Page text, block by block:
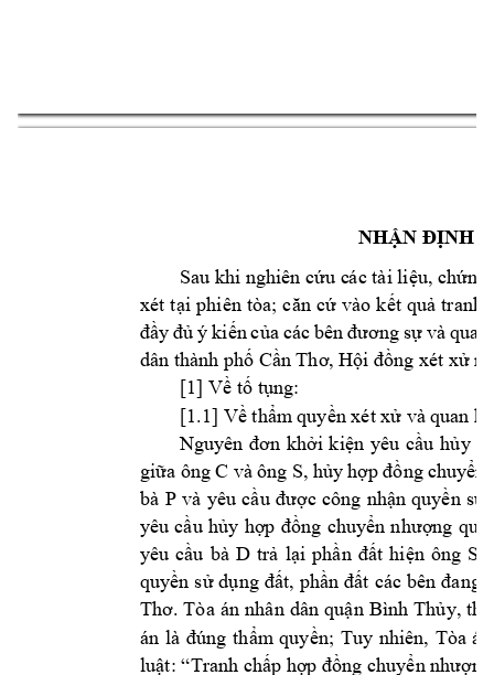
NHẬN ĐỊNH
Sau khi nghiên cứu các tài liệu, chứng
xét tại phiên tòa; căn cứ vào kết quả tranh
đầy đủ ý kiến của các bên đương sự và quan
dân thành phố Cần Thơ, Hội đồng xét xử
[1] Về tố tụng:
[1.1] Về thẩm quyền xét xử và quan
Nguyên đơn khởi kiện yêu cầu hủy
giữa ông C và ông S, hủy hợp đồng chuyển
bà P và yêu cầu được công nhận quyền sử
yêu cầu hủy hợp đồng chuyển nhượng quy
yêu cầu bà D trả lại phần đất hiện ông S
quyền sử dụng đất, phần đất các bên đang
Thơ. Tòa án nhân dân quận Bình Thủy,
án là đúng thẩm quyền; Tuy nhiên, Tòa án
luật: “Tranh chấp hợp đồng chuyển nhượn